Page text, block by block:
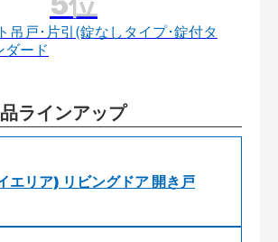
吊戸･片引(錠なしタイプ･錠付タ
ダード
ラインアップ
エリア) リビングドア 開き戸